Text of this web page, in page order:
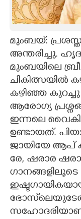
ASTRO
CARTOONS
LITERATURE
ZOOM
CONTACT US
മുംബയ്:
അന്തരിച്ചു.
മുംബയിലെ
ചികിത്സയിൽ
കഴിഞ്ഞ കുറച്ചു
ആരോഗ്യ
ഇന്നലെ
ഉണ്ടായത്.
ജായിയേ ആപ്
രേ, ഷരാര
ഗാനങ്ങളിലൂടെ